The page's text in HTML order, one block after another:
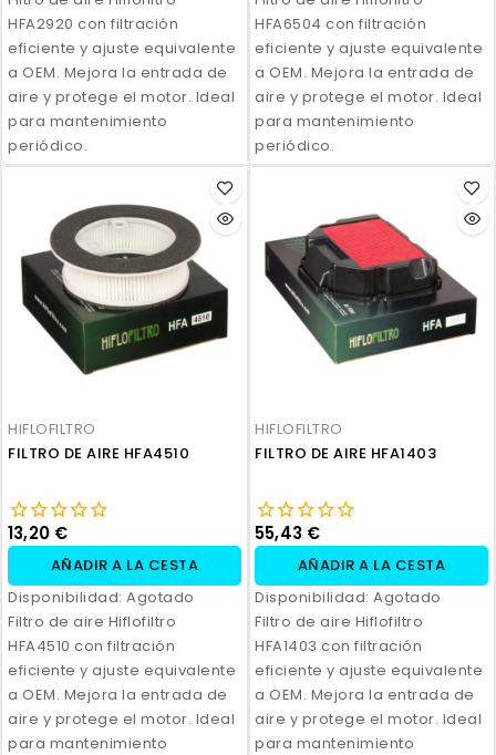
HFA2920 con filtración
eficiente y ajuste equivalente
a OEM. Mejora la entrada de
aire y protege el motor. Ideal
para mantenimiento
periódico.
HFA6504 con filtración
eficiente y ajuste equivalente
a OEM. Mejora la entrada de
aire y protege el motor. Ideal
para mantenimiento
periódico.
HIFLOFILTRO
FILTRO DE AIRE HFA4510
13,20 €
AÑADIR A LA CESTA
Disponibilidad: Agotado
Filtro de aire Hiflofiltro
HFA4510 con filtración
eficiente y ajuste equivalente
a OEM. Mejora la entrada de
aire y protege el motor. Ideal
para mantenimiento
HIFLOFILTRO
FILTRO DE AIRE HFA1403
55,43 €
AÑADIR A LA CESTA
Disponibilidad: Agotado
Filtro de aire Hiflofiltro
HFA1403 con filtración
eficiente y ajuste equivalente
a OEM. Mejora la entrada de
aire y protege el motor. Ideal
para mantenimiento